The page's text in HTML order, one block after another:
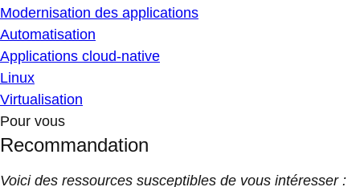
Modernisation des applications
Automatisation
Applications cloud-native
Linux
Virtualisation
Pour vous
Recommandation
Voici des ressources susceptibles de vous intéresser :